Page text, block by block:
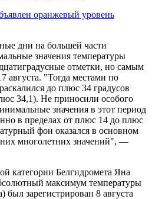
оранжевый уровень
дни на большей части
значения температуры
отметки, но самым
августа. "Тогда местами по
до плюс 34 градусов
34,1). Не приносили особого
значения в этот период
в пределах от плюс 14 до плюс
фон оказался в основном
многолетних значений", —
категории Белгидромета Яна
максимум температуры
был зарегистрирован 8 августа